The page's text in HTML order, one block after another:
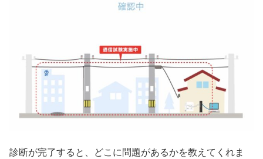
診断が完了すると、どこに問題があるかを教えてくれま